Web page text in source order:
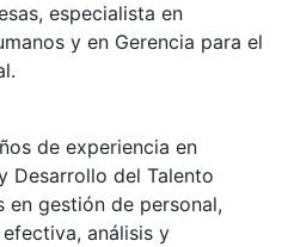
especialista en
y en Gerencia para el
de experiencia en
Desarrollo del Talento
en gestión de personal,
análisis y